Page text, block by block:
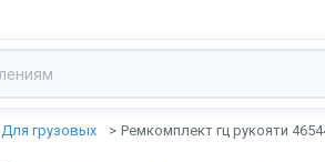
Для грузовых Ремкомплект гц рукояти